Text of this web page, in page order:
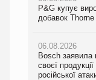
P&G купує
добавок Thorne
06.08.2026
Bosch заявила
своєї
російської
у VARUS
ТОКЕРИ
P&G купує
добавок Thorne
06.08.2026
Bosch заявила
своєї
російської